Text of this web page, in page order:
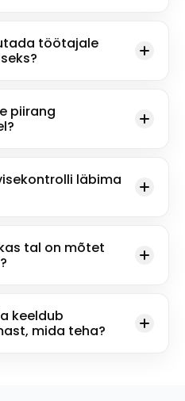
töötajale
piirang
läbima
tal on mõtet
keeldub
mida teha?